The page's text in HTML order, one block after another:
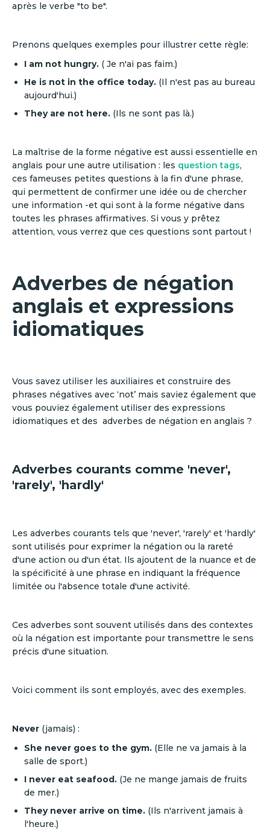
après le verbe "to be".
Prenons quelques exemples pour illustrer cette règle:
I am not hungry. ( Je n'ai pas faim.)
He is not in the office today. (Il n'est pas au bureau
aujourd'hui.)
They are not here. (Ils ne sont pas là.)
La maîtrise de la forme négative est aussi essentielle en
anglais pour une autre utilisation : les question tags,
ces fameuses petites questions à la fin d'une phrase,
qui permettent de confirmer une idée ou de chercher
une information -et qui sont à la forme négative dans
toutes les phrases affirmatives. Si vous y prêtez
attention, vous verrez que ces questions sont partout !
Adverbes de négation
anglais et expressions
idiomatiques
Vous savez utiliser les auxiliaires et construire des
phrases négatives avec ‘not’ mais saviez également que
vous pouviez également utiliser des expressions
idiomatiques et des adverbes de négation en anglais ?
Adverbes courants comme 'never',
'rarely', 'hardly'
Les adverbes courants tels que 'never', 'rarely' et 'hardly'
sont utilisés pour exprimer la négation ou la rareté
d'une action ou d'un état. Ils ajoutent de la nuance et de
la spécificité à une phrase en indiquant la fréquence
limitée ou l'absence totale d'une activité.
Ces adverbes sont souvent utilisés dans des contextes
où la négation est importante pour transmettre le sens
précis d'une situation.
Voici comment ils sont employés, avec des exemples.
Never (jamais) :
She never goes to the gym. (Elle ne va jamais à la
salle de sport.)
I never eat seafood. (Je ne mange jamais de fruits
de mer.)
They never arrive on time. (Ils n'arrivent jamais à
l'heure.)